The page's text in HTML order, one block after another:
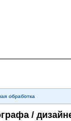
обработка
/